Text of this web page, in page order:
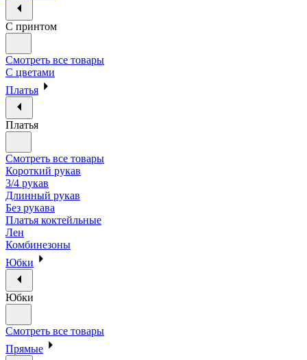
С принтом
Смотреть все товары
С цветами
Платья
Платья
Смотреть все товары
Короткий рукав
3/4 рукав
Длинный рукав
Без рукава
Платья коктейльные
Лен
Комбинезоны
Юбки
Юбки
Смотреть все товары
Прямые